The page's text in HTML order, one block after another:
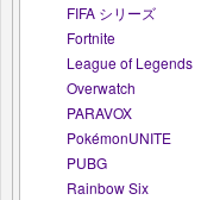
FIFA シリーズ
Fortnite
League of Legends
Overwatch
PARAVOX
PokémonUNITE
PUBG
Rainbow Six